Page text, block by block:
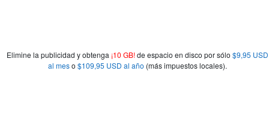
Elimine la publicidad y obtenga ¡10 GB!de espacio en disco por sólo $9,95 USD
al meso $109,95 USD al año (más impuestos locales).